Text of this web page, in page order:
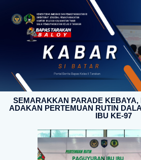
SEMARAKKAN PARADE KEBAYA,
ADAKAN PERTEMUAN RUTIN
IBU KE-97